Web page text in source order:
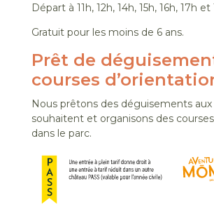
Départ à 11h, 12h, 14h, 15h, 16h, 17h et
Gratuit pour les moins de 6 ans.
Prêt de
courses
Nous prêtons des déguisements
souhaitent et organisons des
dans le parc.